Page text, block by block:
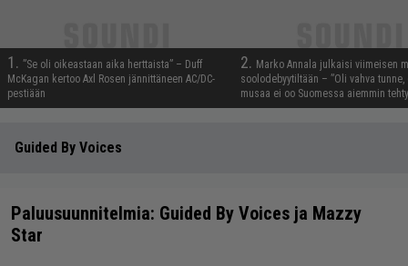
1. ”Se oli oikeastaan aika herttaista” – Duff
McKagan kertoo Axl Rosen jännittäneen AC/DC-
pestiään
2. Marko Annala julkaisi viimeisen
soolodebyytiltään – ”Oli vahva
musaa ei oo Suomessa aiemmin
Guided By Voices
Paluusuunnitelmia: Guided By Voices ja Mazzy
Star